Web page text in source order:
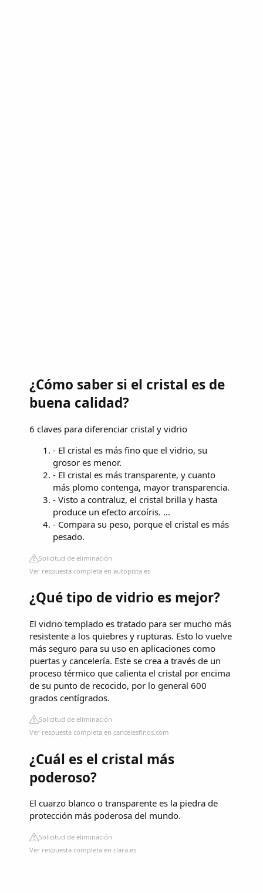
¿Cómo saber si el cristal es de
buena calidad?
6 claves para diferenciar cristal y vidrio
- El cristal es más fino que el vidrio, su
grosor es menor.
- El cristal es más transparente, y cuanto
más plomo contenga, mayor transparencia.
- Visto a contraluz, el cristal brilla y hasta
produce un efecto arcoíris. ...
- Compara su peso, porque el cristal es más
pesado.
Solicitud de eliminación
Ver respuesta completa en autopista.es
¿Qué tipo de vidrio es mejor?
El vidrio templado es tratado para ser mucho más
resistente a los quiebres y rupturas. Esto lo vuelve
más seguro para su uso en aplicaciones como
puertas y cancelería. Este se crea a través de un
proceso térmico que calienta el cristal por encima
de su punto de recocido, por lo general 600
grados centígrados.
Solicitud de eliminación
Ver respuesta completa en cancelesfinos.com
¿Cuál es el cristal más
poderoso?
El cuarzo blanco o transparente es la piedra de
protección más poderosa del mundo.
Solicitud de eliminación
Ver respuesta completa en clara.es